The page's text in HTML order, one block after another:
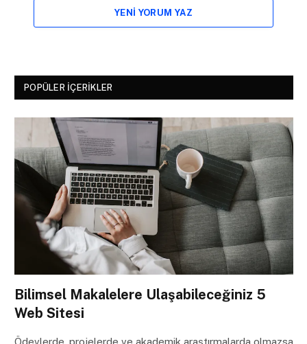
YENI YORUM YAZ
POPÜLER İÇERIKLER
Bilimsel Makalelere Ulaşabileceğiniz 5
Web Sitesi
Ödevlerde, projelerde ve akademik araştırmalarda olmazsa